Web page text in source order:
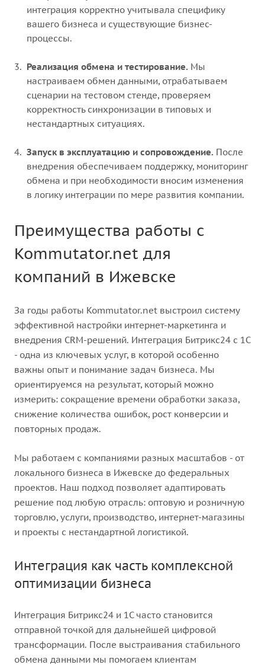
интеграция корректно учитывала специфику
вашего бизнеса и существующие бизнес-
процессы.
Реализация обмена и тестирование. Мы
настраиваем обмен данными, отрабатываем
сценарии на тестовом стенде, проверяем
корректность синхронизации в типовых и
нестандартных ситуациях.
Запуск в эксплуатацию и сопровождение. После
внедрения обеспечиваем поддержку, мониторинг
обмена и при необходимости вносим изменения
в логику интеграции по мере развития компании.
Преимущества работы с
Kommutator.net для
компаний в Ижевске
За годы работы Kommutator.net выстроил систему
эффективной настройки интернет-маркетинга и
внедрения CRM-решений. Интеграция Битрикс24 с 1С
- одна из ключевых услуг, в которой особенно
важны опыт и понимание задач бизнеса. Мы
ориентируемся на результат, который можно
измерить: сокращение времени обработки заказа,
снижение количества ошибок, рост конверсии и
повторных продаж.
Мы работаем с компаниями разных масштабов - от
локального бизнеса в Ижевске до федеральных
проектов. Наш подход позволяет адаптировать
решение под любую отрасль: оптовую и розничную
торговлю, услуги, производство, интернет-магазины
и проекты с нестандартной логистикой.
Интеграция как часть комплексной
оптимизации бизнеса
Интеграция Битрикс24 и 1С часто становится
отправной точкой для дальнейшей цифровой
трансформации. После выстраивания стабильного
обмена данными мы помогаем клиентам